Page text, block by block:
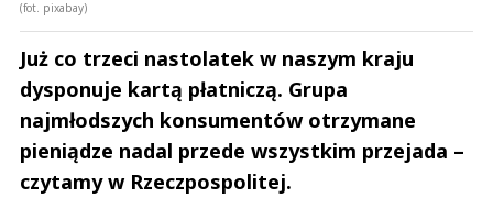
(fot. pixabay)
Już co trzeci nastolatek w naszym kraju
dysponuje kartą płatniczą. Grupa
najmłodszych konsumentów otrzymane
pieniądze nadal przede wszystkim przejada –
czytamy w Rzeczpospolitej.